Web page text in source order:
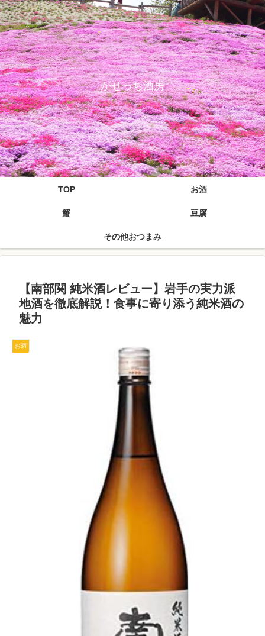
がせっち酒房
TOP お酒
蟹 豆腐
その他おつまみ
【南部関 純米酒レビュー】岩手の実力派
地酒を徹底解説！食事に寄り添う純米酒の
魅力
お酒